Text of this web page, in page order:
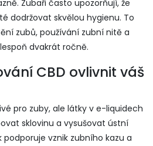
Zubaři často upozorňují, že
dodržovat skvělou hygienu. To
zubů, používání zubní nitě a
dvakrát ročně.
CBD ovlivnit váš
pro zuby, ale látky v e-liquidech
sklovinu a vysušovat ústní
vznik zubního kazu a